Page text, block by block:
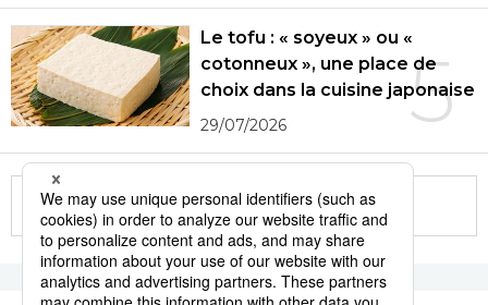
5
Le tofu : « soyeux » ou «
cotonneux », une place de
choix dans la cuisine japonaise
29/07/2026
More in this series